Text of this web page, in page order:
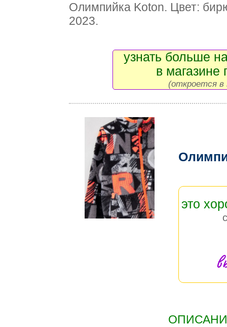
Олимпийка Koton. Цвет:
2023.
узнать больше
в магазине
(откроется в
это